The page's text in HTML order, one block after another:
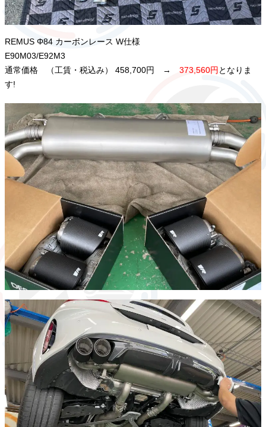
REMUS Φ84 カーボンレース W仕様
E90M03/E92M3
通常価格 （工賃・税込み） 458,700円 → 373,560円となりま
す!